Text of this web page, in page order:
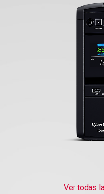
Ver todas